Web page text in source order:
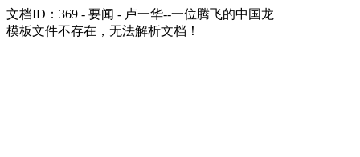
文档ID：369 - 要闻 - 卢一华--一位腾飞的中国龙
模板文件不存在，无法解析文档！